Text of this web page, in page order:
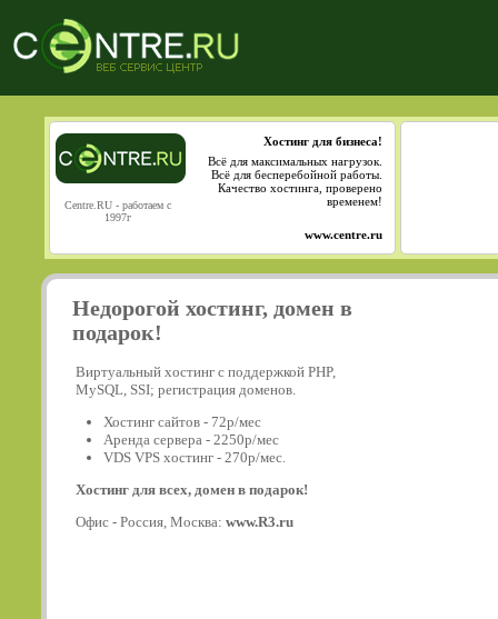
Centre.RU - работаем с
1997г
Хостинг для бизнеса!
Всё для максимальных нагрузок.
Всё для бесперебойной работы.
Качество хостинга, проверено
временем!
www.centre.ru
Недорогой хостинг, домен в
подарок!
Виртуальный хостинг с поддержкой PHP,
MySQL, SSI; регистрация доменов.
Хостинг сайтов - 72р/мес
Аренда сервера - 2250р/мес
VDS VPS хостинг - 270р/мес.
Хостинг для всех, домен в подарок!
Офис - Россия, Москва: www.R3.ru